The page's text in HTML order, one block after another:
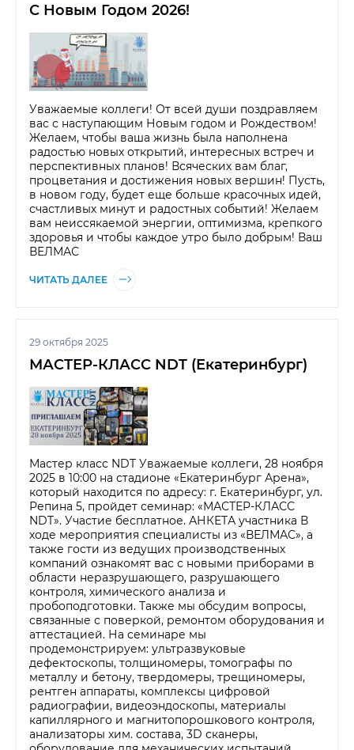
С Новым Годом 2026!
Уважаемые коллеги! От всей души поздравляем
вас с наступающим Новым годом и Рождеством!
Желаем, чтобы ваша жизнь была наполнена
радостью новых открытий, интересных встреч и
перспективных планов! Всяческих вам благ,
процветания и достижения новых вершин! Пусть,
в новом году, будет еще больше красочных идей,
счастливых минут и радостных событий! Желаем
вам неиссякаемой энергии, оптимизма, крепкого
здоровья и чтобы каждое утро было добрым! Ваш
ВЕЛМАС
ЧИТАТЬ ДАЛЕЕ
29 октября 2025
МАСТЕР-КЛАСС NDT (Екатеринбург)
Мастер класс NDT Уважаемые коллеги, 28 ноября
2025 в 10:00 на стадионе «Екатеринбург Арена»,
который находится по адресу: г. Екатеринбург, ул.
Репина 5, пройдет семинар: «МАСТЕР-КЛАСС
NDT». Участие бесплатное. АНКЕТА участника В
ходе мероприятия специалисты из «ВЕЛМАС», а
также гости из ведущих производственных
компаний ознакомят вас с новыми приборами в
области неразрушающего, разрушающего
контроля, химического анализа и
пробоподготовки. Также мы обсудим вопросы,
связанные с поверкой, ремонтом оборудования и
аттестацией. На семинаре мы
продемонстрируем: ультразвуковые
дефектоскопы, толщиномеры, томографы по
металлу и бетону, твердомеры, трещиномеры,
рентген аппараты, комплексы цифровой
радиографии, видеоэндоскопы, материалы
капиллярного и магнитопорошкового контроля,
анализаторы хим. состава, 3D сканеры,